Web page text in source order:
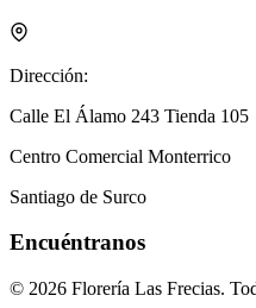
Dirección:
Calle El Álamo 243 Tienda 105
Centro Comercial Monterrico
Santiago de Surco
Encuéntranos
© 2026 Florería Las Frecias.